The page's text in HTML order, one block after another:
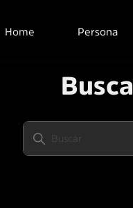
Home Persona